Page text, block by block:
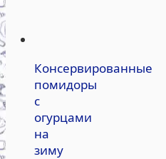
Консервированные
помидоры
с
огурцами
на
зиму